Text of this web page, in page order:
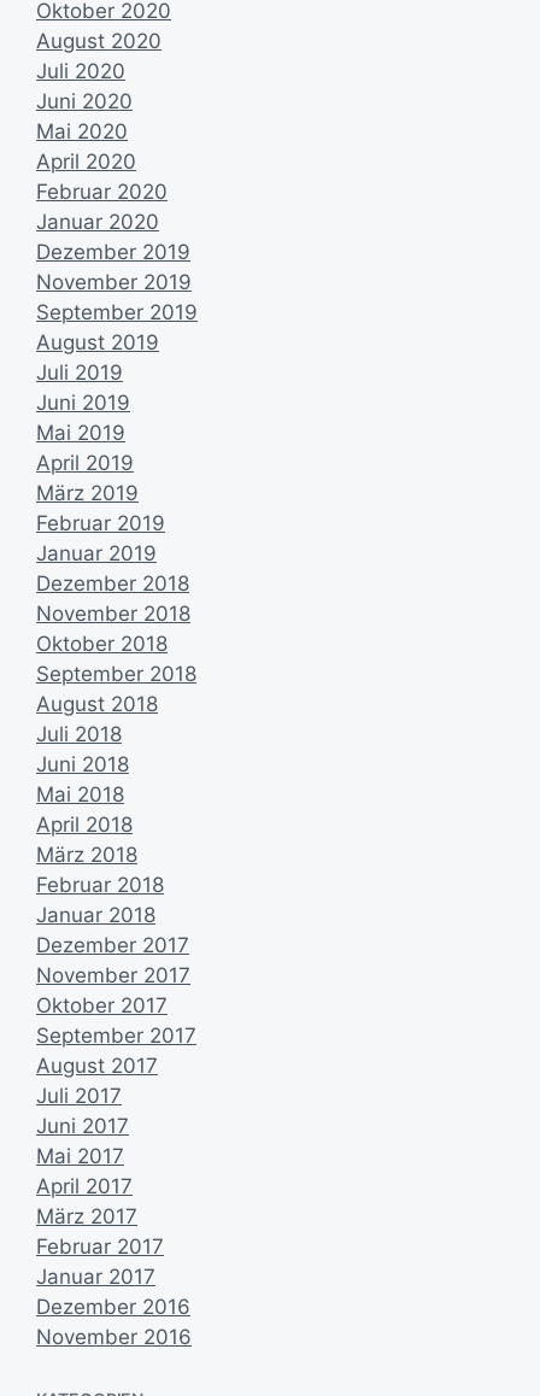
Oktober 2020
August 2020
Juli 2020
Juni 2020
Mai 2020
April 2020
Februar 2020
Januar 2020
Dezember 2019
November 2019
September 2019
August 2019
Juli 2019
Juni 2019
Mai 2019
April 2019
März 2019
Februar 2019
Januar 2019
Dezember 2018
November 2018
Oktober 2018
September 2018
August 2018
Juli 2018
Juni 2018
Mai 2018
April 2018
März 2018
Februar 2018
Januar 2018
Dezember 2017
November 2017
Oktober 2017
September 2017
August 2017
Juli 2017
Juni 2017
Mai 2017
April 2017
März 2017
Februar 2017
Januar 2017
Dezember 2016
November 2016